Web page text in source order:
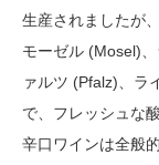
生産されましたが
モーゼル (Mosel)
ァルツ (Pfalz)、ラ
で、フレッシュな
辛口ワインは全般